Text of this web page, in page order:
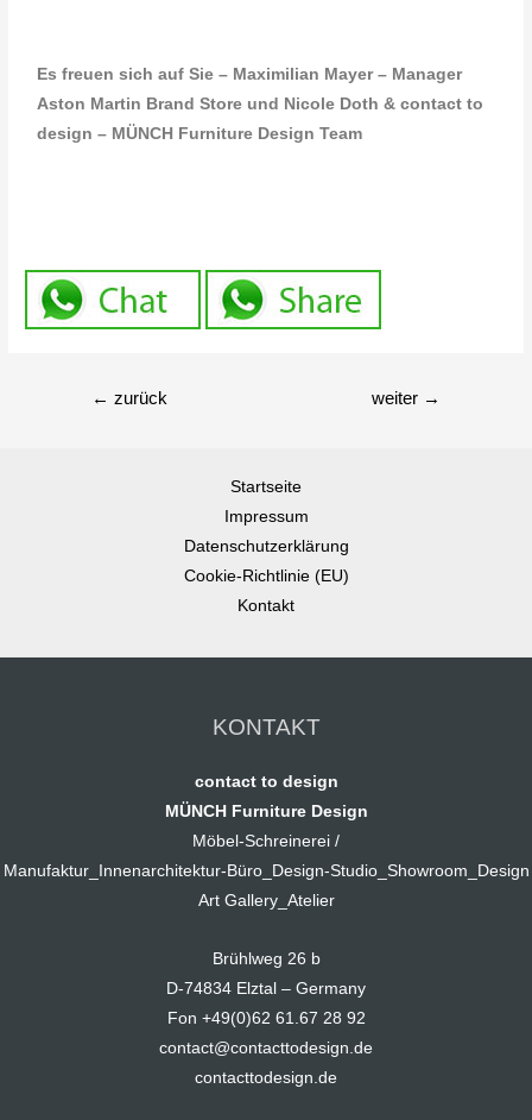
Es freuen sich auf Sie – Maximilian Mayer – Manager
Aston Martin Brand Store und Nicole Doth & contact to
design – MÜNCH Furniture Design Team
← zurück weiter →
Startseite
Impressum
Datenschutzerklärung
Cookie-Richtlinie (EU)
Kontakt
KONTAKT
contact to design
MÜNCH Furniture Design
Möbel-Schreinerei /
Manufaktur_Innenarchitektur-Büro_Design-Studio_Showroom_Design
Art Gallery_Atelier
Brühlweg 26 b
D-74834 Elztal – Germany
Fon +49(0)62 61.67 28 92
contact@contacttodesign.de
contacttodesign.de